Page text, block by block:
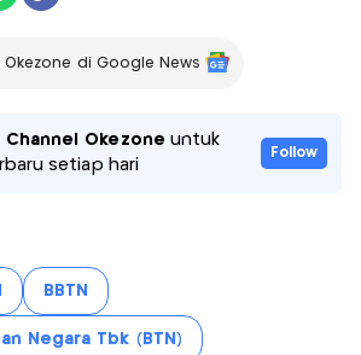
Okezone di Google News
Channel Okezone untuk
setiap hari
Follow
BBTN
Negara Tbk (BTN)